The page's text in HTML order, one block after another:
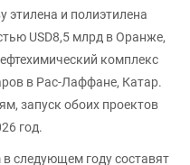
этилена и полиэтилена
USD8,5 млрд в Оранже,
комплекс
в Рас-Лаффане, Катар.
запуск обоих проектов
год.
следующем году составят